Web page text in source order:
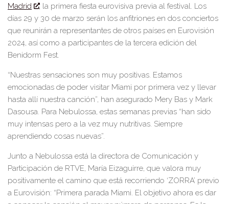
Madrid
, la primera fiesta eurovisiva previa al festival. Los
días 29 y 30 de marzo serán los anfitriones en dos conciertos
que reunirán a representantes de otros países en Eurovisión
2024, así como a participantes de la tercera edición del
Benidorm Fest.
“Nuestras sensaciones son muy positivas. Estamos
emocionadas de poder visitar Miami por primera vez y llevar
hasta allí nuestra canción”, han asegurado Mery Bas y Mark
Dasousa. Para Nebulossa, estas semanas previas “han sido
muy intensas pero a la vez muy nutritivas. Siempre
aprendiendo cosas nuevas”.
Junto a Nebulossa está la directora de Comunicación y
Participación de RTVE, María Eizaguirre, que valora muy
positivamente el camino que está recorriendo ‘ZORRA’ previo
a Eurovisión: “Primera parada Miami. El objetivo ahora es dar